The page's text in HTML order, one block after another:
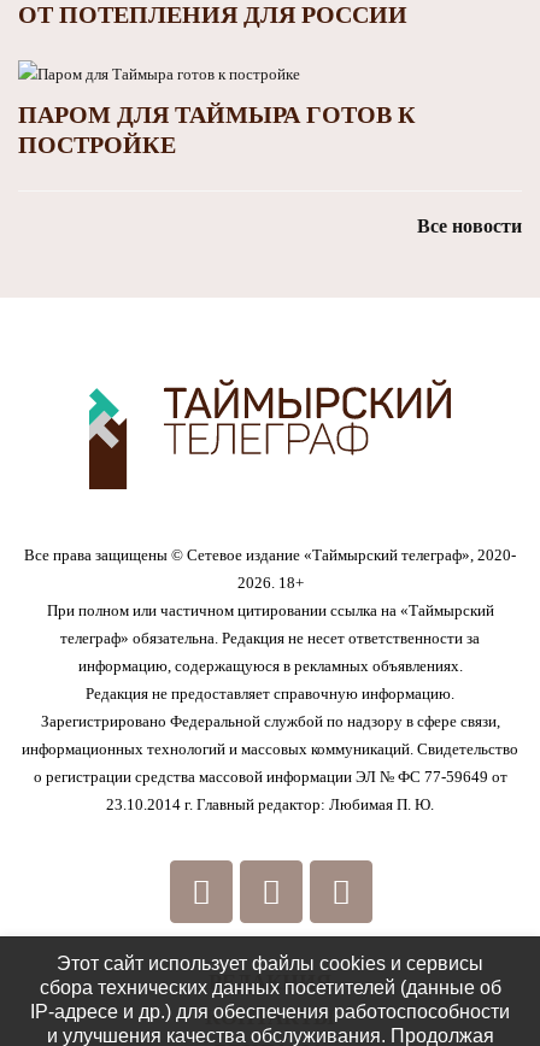
ОТ ПОТЕПЛЕНИЯ ДЛЯ РОССИИ
ПАРОМ ДЛЯ ТАЙМЫРА ГОТОВ К
ПОСТРОЙКЕ
Все новости
Все права защищены © Сетевое издание «Таймырский телеграф», 2020-
2026. 18+
При полном или частичном цитировании ссылка на «Таймырский
телеграф» обязательна. Редакция не несет ответственности за
информацию, содержащуюся в рекламных объявлениях.
Редакция не предоставляет справочную информацию.
Зарегистрировано Федеральной службой по надзору в сфере связи,
информационных технологий и массовых коммуникаций. Свидетельство
о регистрации средства массовой информации ЭЛ № ФС 77-59649 от
23.10.2014 г. Главный редактор: Любимая П. Ю.
РЕДАКЦИЯ
КОНТАКТЫ
Этот сайт использует файлы cookies и сервисы
сбора технических данных посетителей (данные об
IP-адресе и др.) для обеспечения работоспособности
и улучшения качества обслуживания. Продолжая